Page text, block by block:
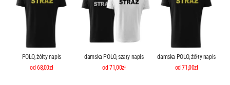
POLO, żółty napis
od 68,00zł
damska POLO, szary napis
od 71,00zł
damska POLO, żółty napis
od 71,00zł